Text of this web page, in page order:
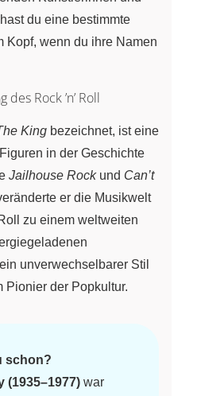
du eine bestimmte
Kopf, wenn du ihre Namen
des Rock ’n’ Roll
King bezeichnet, ist eine
in der Geschichte
Jailhouse Rockund Can’t
er die Musikwelt
zu einem weltweiten
unverwechselbarer Stil
Pionier der Popkultur.
schon?
(1935–1977) war